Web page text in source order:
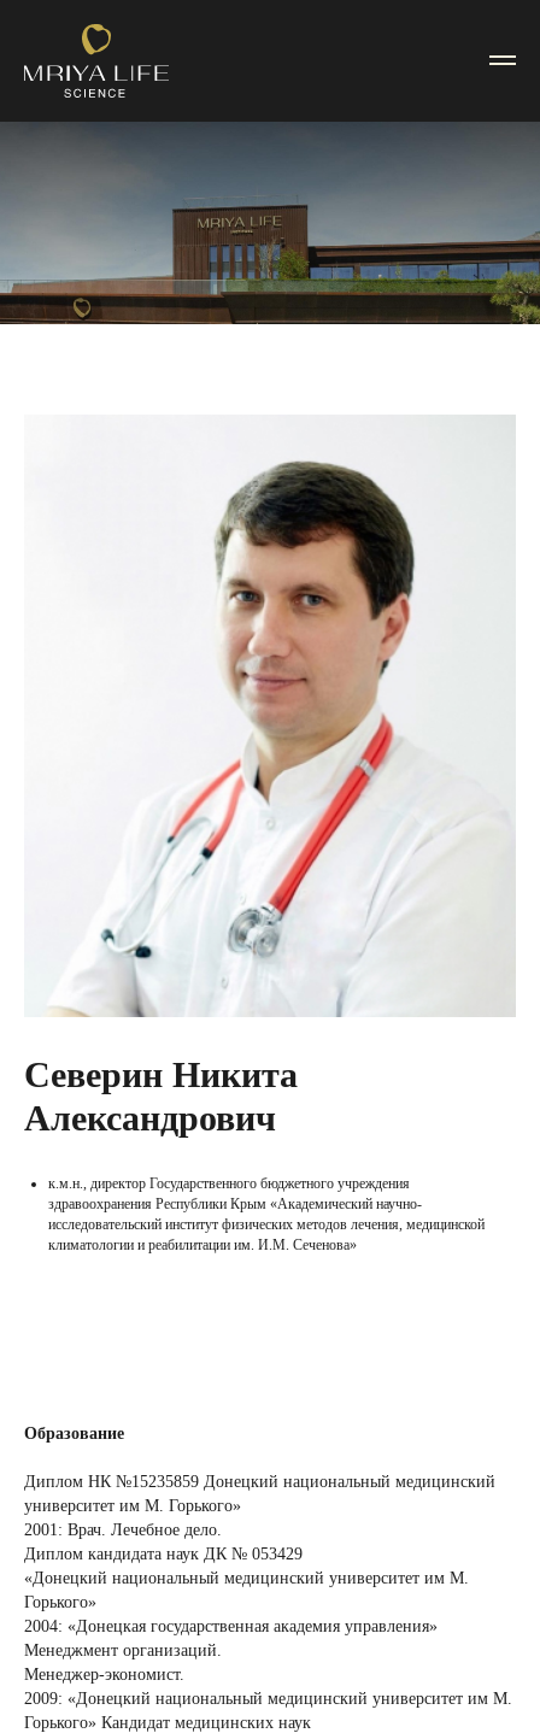
Северин Никита
Александрович
к.м.н., директор Государственного бюджетного учреждения
здравоохранения Республики Крым «Академический научно-
исследовательский институт физических методов лечения, медицинской
климатологии и реабилитации им. И.М. Сеченова»
Образование
Диплом НК №15235859 Донецкий национальный медицинский
университет им М. Горького»
2001: Врач. Лечебное дело.
Диплом кандидата наук ДК № 053429
«Донецкий национальный медицинский университет им М.
Горького»
2004: «Донецкая государственная академия управления»
Менеджмент организаций.
Менеджер-экономист.
2009: «Донецкий национальный медицинский университет им М.
Горького» Кандидат медицинских наук